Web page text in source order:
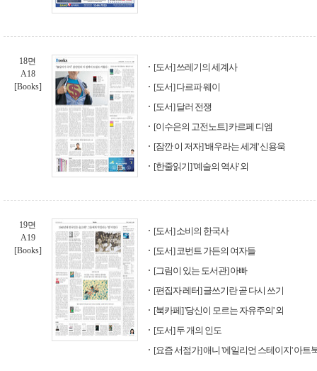
18면
A18
[Books]
[도서] 쓰레기의 세계사
[도서] 다르파 웨이
[도서] 달러 전쟁
[이수은의 고전노트] 카르페 디엠
[잠깐 이 저자] '배우라는 세계' 신용욱
[한줄읽기] '예술의 역사' 외
19면
A19
[Books]
[도서] 소비의 한국사
[도서] 코번트 가든의 여자들
[그림이 있는 도서관] 아빠
[편집자 레터] 글쓰기란 곧 다시 쓰기
[북카페] '당신이 모르는 자유주의' 외
[도서] 두 개의 인도
[요즘 서점가] 애니 '에일리언 스테이지' 아트